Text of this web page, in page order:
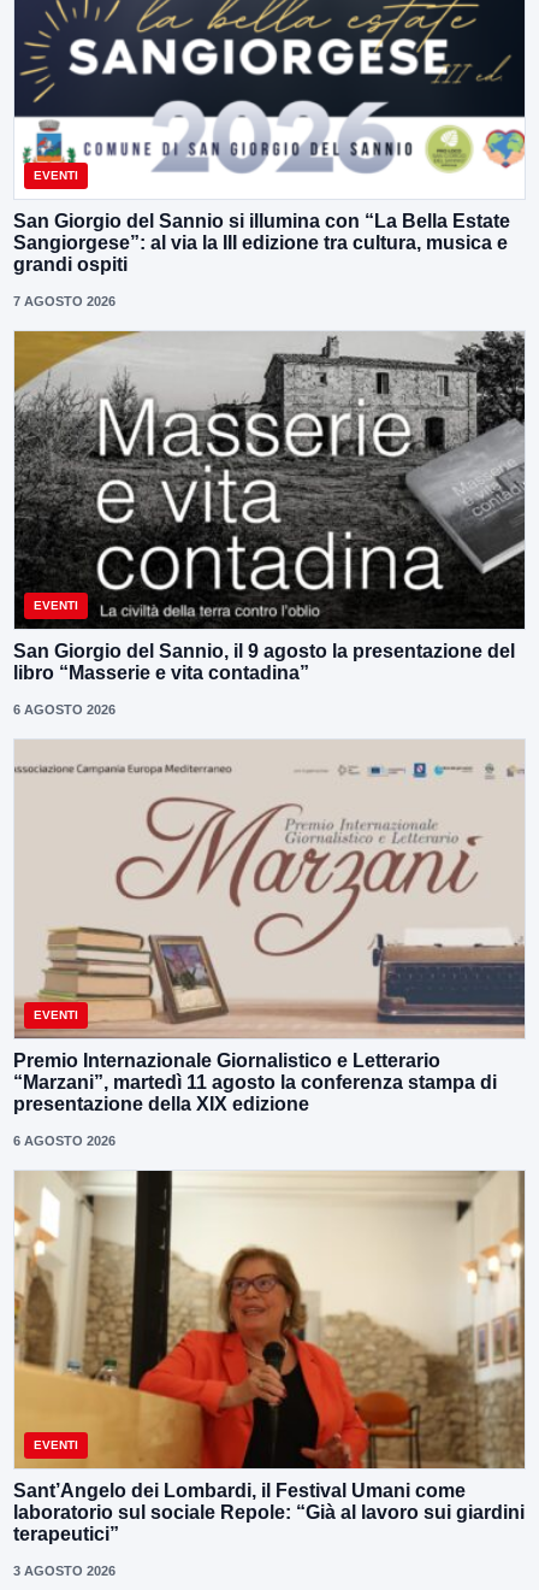
EVENTI
San Giorgio del Sannio si illumina con “La Bella Estate
Sangiorgese”: al via la III edizione tra cultura, musica e
grandi ospiti
7 AGOSTO 2026
EVENTI
San Giorgio del Sannio, il 9 agosto la presentazione del
libro “Masserie e vita contadina”
6 AGOSTO 2026
EVENTI
Premio Internazionale Giornalistico e Letterario
“Marzani”, martedì 11 agosto la conferenza stampa di
presentazione della XIX edizione
6 AGOSTO 2026
EVENTI
Sant’Angelo dei Lombardi, il Festival Umani come
laboratorio sul sociale Repole: “Già al lavoro sui giardini
terapeutici”
3 AGOSTO 2026